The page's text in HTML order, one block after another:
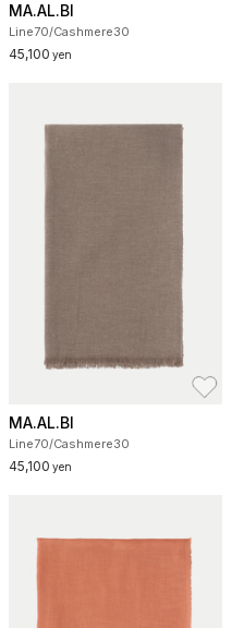
MA.AL.BI
Line70/Cashmere30
45,100 yen
お気に入り
MA.AL.BI
Line70/Cashmere30
45,100 yen